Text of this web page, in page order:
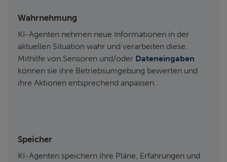
Wahrnehmung
KI-Agenten nehmen neue Informationen in der
aktuellen Situation wahr und verarbeiten diese.
Mithilfe von Sensoren und/oder Dateneingaben
können sie ihre Betriebsumgebung bewerten und
ihre Aktionen entsprechend anpassen.
Speicher
KI-Agenten speichern ihre Pläne, Erfahrungen und